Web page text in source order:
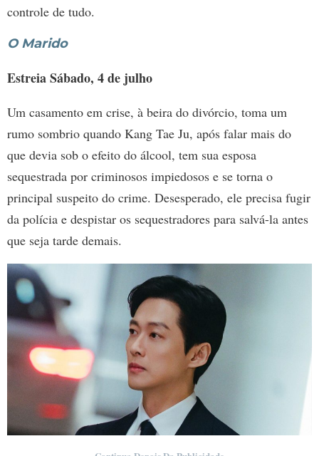
controle de tudo.
O Marido
Estreia Sábado, 4 de julho
Um casamento em crise, à beira do divórcio, toma um
rumo sombrio quando Kang Tae Ju, após falar mais do
que devia sob o efeito do álcool, tem sua esposa
sequestrada por criminosos impiedosos e se torna o
principal suspeito do crime. Desesperado, ele precisa fugir
da polícia e despistar os sequestradores para salvá-la antes
que seja tarde demais.